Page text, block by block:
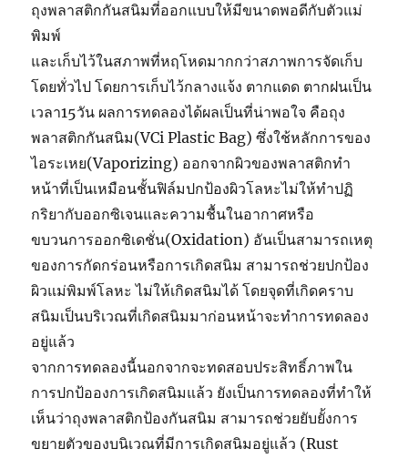
ถุงพลาสติกกันสนิมที่ออกแบบให้มีขนาดพอดีกับตัวแม่
พิมพ์
และเก็บไว้ในสภาพที่หฤโหดมากกว่าสภาพการจัดเก็บ
โดยทั่วไป โดยการเก็บไว้กลางแจ้ง ตากแดด ตากฝนเป็น
เวลา15วัน ผลการทดลองได้ผลเป็นที่น่าพอใจ คือถุง
พลาสติกกันสนิม(VCi Plastic Bag) ซึ่งใช้หลักการของ
ไอระเหย(Vaporizing) ออกจากผิวของพลาสติกทำ
หน้าที่เป็นเหมือนชั้นฟิล์มปกป้องผิวโลหะไม่ให้ทำปฏิ
กริยากับออกซิเจนและความชื้นในอากาศหรือ
ขบวนการออกซิเดชั่น(Oxidation) อันเป็นสามารถเหตุ
ของการกัดกร่อนหรือการเกิดสนิม สามารถช่วยปกป้อง
ผิวแม่พิมพ์โลหะ ไม่ให้เกิดสนิมได้ โดยจุดที่เกิดคราบ
สนิมเป็นบริเวณที่เกิดสนิมมาก่อนหน้าจะทำการทดลอง
อยู่แล้ว
จากการทดลองนี้นอกจากจะทดสอบประสิทธิ์ภาพใน
การปกป้อองการเกิดสนิมแล้ว ยังเป็นการทดลองที่ทำให้
เห็นว่าถุงพลาสติกป้องกันสนิม สามารถช่วยยับยั้งการ
ขยายตัวของบนิเวณที่มีการเกิดสนิมอยู่แล้ว (Rust
Green
VCI :
6 ข้อดี Green
Green
VCI : 3
ข้อดี
ของ
“ถุง
Green
VCI :
5